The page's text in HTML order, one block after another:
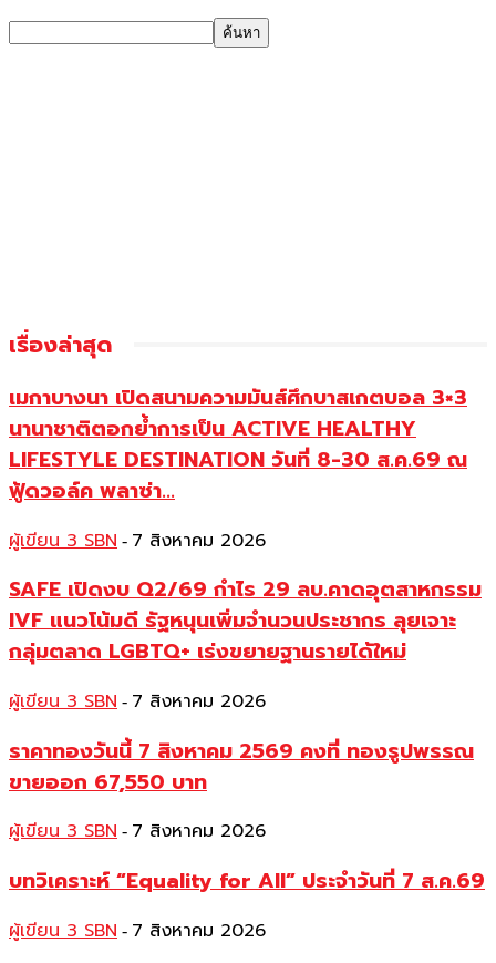
เรื่องล่าสุด
เมกาบางนา เปิดสนามความมันส์ศึกบาสเกตบอล 3×3
นานาชาติตอกย้ำการเป็น ACTIVE HEALTHY
LIFESTYLE DESTINATION วันที่ 8-30 ส.ค.69 ณ
ฟู้ดวอล์ค พลาซ่า...
ผู้เขียน 3 SBN - 7 สิงหาคม 2026
SAFE เปิดงบ Q2/69 กำไร 29 ลบ.คาดอุตสาหกรรม
IVF แนวโน้มดี รัฐหนุนเพิ่มจำนวนประชากร ลุยเจาะ
กลุ่มตลาด LGBTQ+ เร่งขยายฐานรายได้ใหม่
ผู้เขียน 3 SBN - 7 สิงหาคม 2026
ราคาทองวันนี้ 7 สิงหาคม 2569 คงที่ ทองรูปพรรณ
ขายออก 67,550 บาท
ผู้เขียน 3 SBN - 7 สิงหาคม 2026
บทวิเคราะห์ “Equality for All” ประจำวันที่ 7 ส.ค.69
ผู้เขียน 3 SBN - 7 สิงหาคม 2026